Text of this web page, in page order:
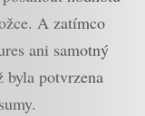
A zatímco
ani samotný
byla potvrzena